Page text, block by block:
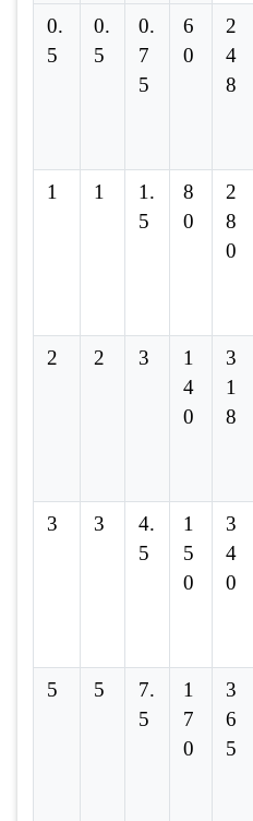
0.
5
0.
5
0.
7
5
6
0
2
4
8
1 1
1.
5
8
0
2
8
0
2 2 3
1
4
0
3
1
8
3 3
4.
5
1
5
0
3
4
0
5 5
7.
5
1
7
0
3
6
5